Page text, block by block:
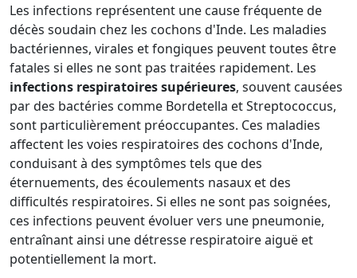
Les infections représentent une cause fréquente de
décès soudain chez les cochons d'Inde. Les maladies
bactériennes, virales et fongiques peuvent toutes être
fatales si elles ne sont pas traitées rapidement. Les
infections respiratoires supérieures, souvent causées
par des bactéries comme Bordetella et Streptococcus,
sont particulièrement préoccupantes. Ces maladies
affectent les voies respiratoires des cochons d'Inde,
conduisant à des symptômes tels que des
éternuements, des écoulements nasaux et des
difficultés respiratoires. Si elles ne sont pas soignées,
ces infections peuvent évoluer vers une pneumonie,
entraînant ainsi une détresse respiratoire aiguë et
potentiellement la mort.